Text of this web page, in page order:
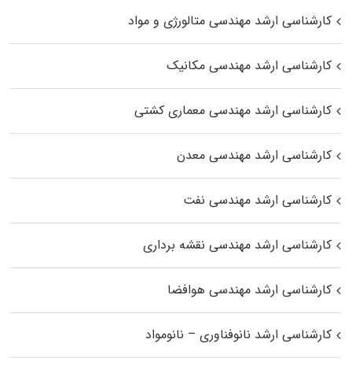
کارشناسی ارشد مهندسی متالورژی و مواد
کارشناسی ارشد مهندسی مکانیک
کارشناسی ارشد مهندسی معماری کشتی
کارشناسی ارشد مهندسی معدن
کارشناسی ارشد مهندسی نفت
کارشناسی ارشد مهندسی نقشه برداری
کارشناسی ارشد مهندسی هوافضا
کارشناسی ارشد نانوفناوری – نانومواد